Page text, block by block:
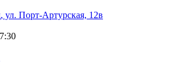
Порт-Артурская, 12в